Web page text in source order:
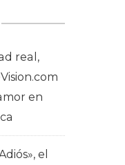
real,
en
el